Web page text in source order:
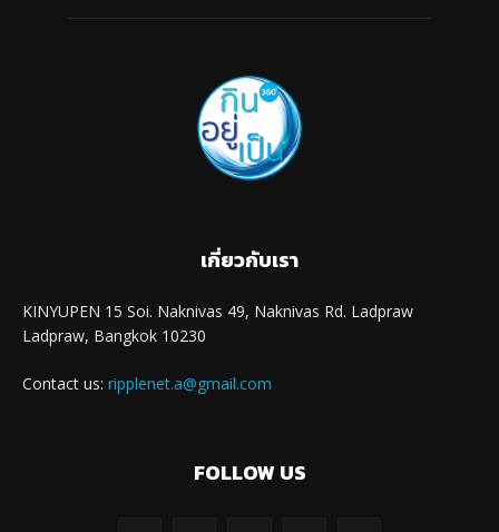
เกี่ยวกับเรา
KINYUPEN 15 Soi. Naknivas 49, Naknivas Rd. Ladpraw
Ladpraw, Bangkok 10230
Contact us: ripplenet.a@gmail.com
FOLLOW US